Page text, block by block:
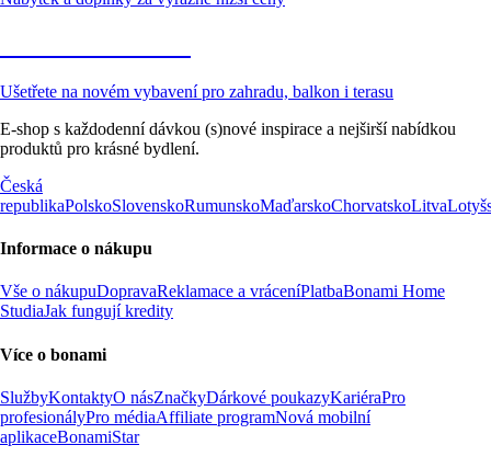
Ušetřete na novém vybavení pro zahradu, balkon i terasu
E-shop s každodenní dávkou (s)nové inspirace a nejširší nabídkou
produktů pro krásné bydlení.
Česká
republikaPolskoSlovenskoRumunskoMaďarskoChorvatskoLitva
Informace o nákupu
Vše o nákupuDopravaReklamace a vráceníPlatbaBonami Home
StudiaJak fungují kredity
Více o bonami
SlužbyKontaktyO násZnačkyDárkové poukazyKariéraPro
profesionályPro médiaAffiliate programNová mobilní
aplikaceBonamiStar